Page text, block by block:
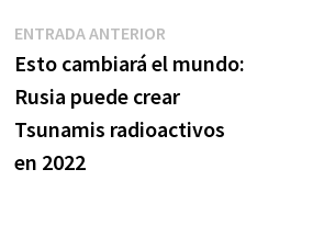
Navegación
de
entradas
ENTRADA ANTERIOREntrada
anterior:
Esto cambiará el mundo:
Rusia puede crear
Tsunamis radioactivos
en 2022